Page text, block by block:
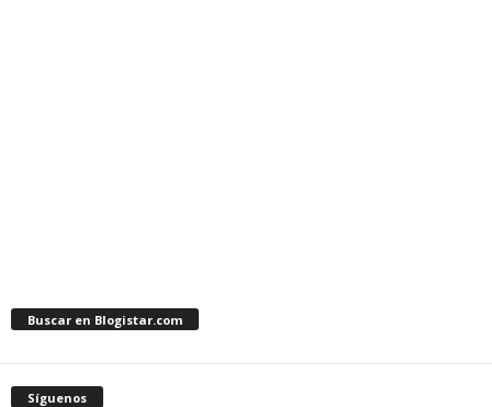
Buscar en Blogistar.com
Síguenos